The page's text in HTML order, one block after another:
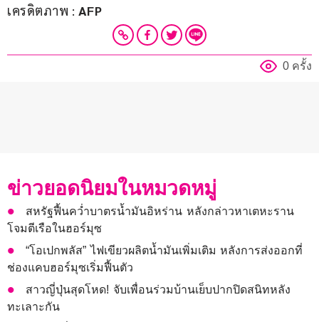
เครดิตภาพ : AFP
0 ครั้ง
ข่าวยอดนิยมในหมวดหมู่
สหรัฐฟื้นคว่ำบาตรน้ำมันอิหร่าน หลังกล่าวหาเตหะราน
โจมตีเรือในฮอร์มุซ
“โอเปกพลัส” ไฟเขียวผลิตน้ำมันเพิ่มเติม หลังการส่งออกที่
ช่องแคบฮอร์มุซเริ่มฟื้นตัว
สาวญี่ปุ่นสุดโหด! จับเพื่อนร่วมบ้านเย็บปากปิดสนิทหลัง
ทะเลาะกัน